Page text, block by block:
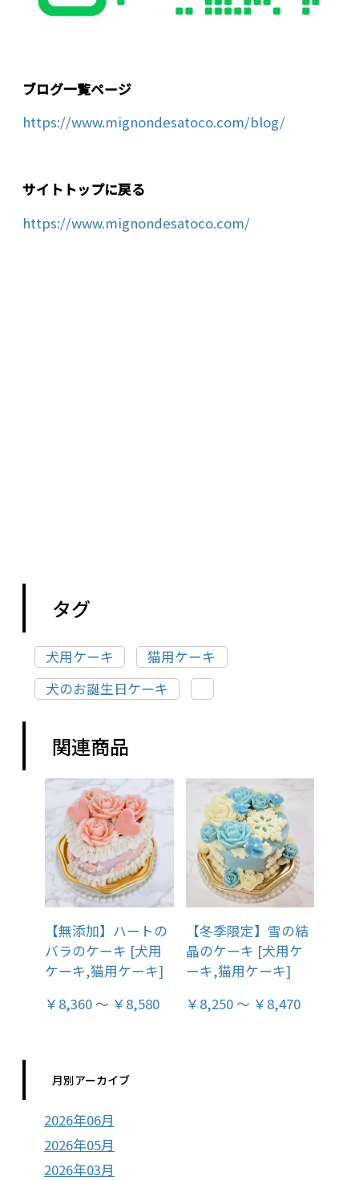
ブログ一覧ページ
https://www.mignondesatoco.com/blog/
サイトトップに戻る
https://www.mignondesatoco.com/
タグ
犬用ケーキ
猫用ケーキ
犬のお誕生日ケーキ
関連商品
【無添加】ハートの
バラのケーキ [犬用
ケーキ,猫用ケーキ]
￥8,360 ～ ￥8,580
【冬季限定】雪の結
晶のケーキ [犬用ケ
ーキ,猫用ケーキ]
￥8,250 ～ ￥8,470
月別アーカイブ
2026年06月
2026年05月
2026年03月